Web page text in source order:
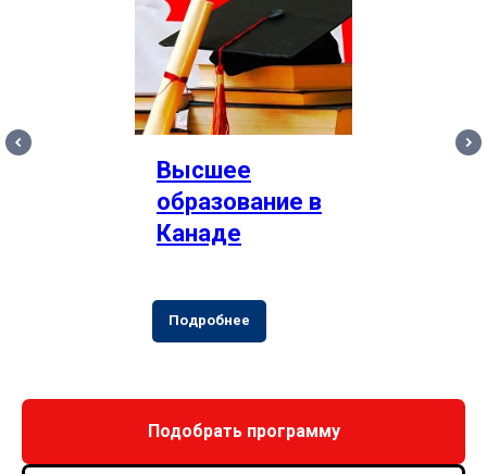
Высшее
образование в
Канаде
Подробнее
Подобрать программу